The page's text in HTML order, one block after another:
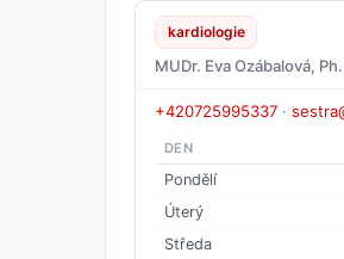
kardiologie
MUDr. Eva Ozábalová,
+420725995337 ·
DEN
Pondělí
Úterý
Středa